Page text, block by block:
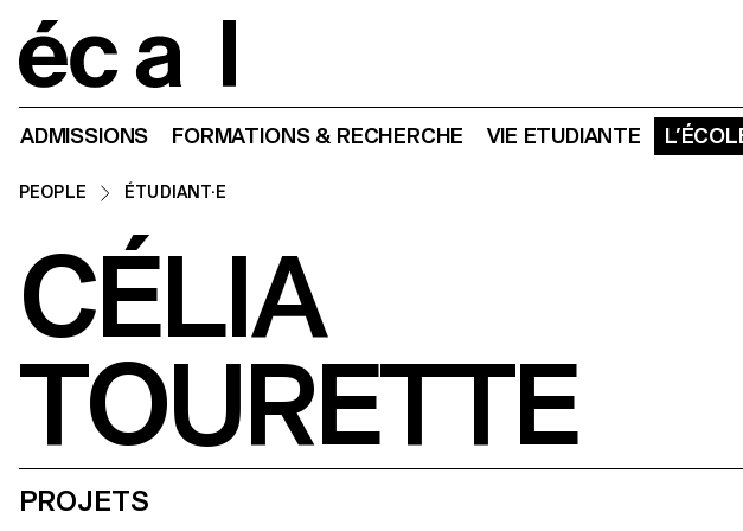
ADMISSIONS FORMATIONS & RECHERCHE VIE ETUDIANTE
PEOPLE ÉTUDIANT·E
CÉLIA
TOURETTE
PROJETS